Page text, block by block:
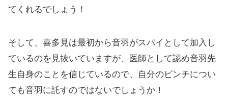
てくれるでしょう！
そして、喜多見は最初から音羽がスパイとして加入し
ているのを見抜いていますが、医師として認め音羽先
生自身のことを信じているので、自分のピンチについ
ても音羽に託すのではないでしょうか！